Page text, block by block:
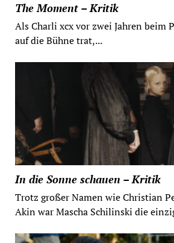
The Moment – Kritik
Als Charli xcx vor zwei Jahren beim
auf die Bühne trat,...
In die Sonne schauen – Kritik
Trotz großer Namen wie Christian
Akin war Mascha Schilinski die